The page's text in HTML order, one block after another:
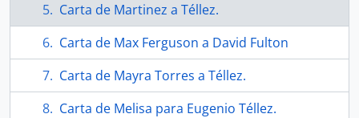
Carta de Martinez a Téllez.
Carta de Max Ferguson a David Fulton
Carta de Mayra Torres a Téllez.
Carta de Melisa para Eugenio Téllez.